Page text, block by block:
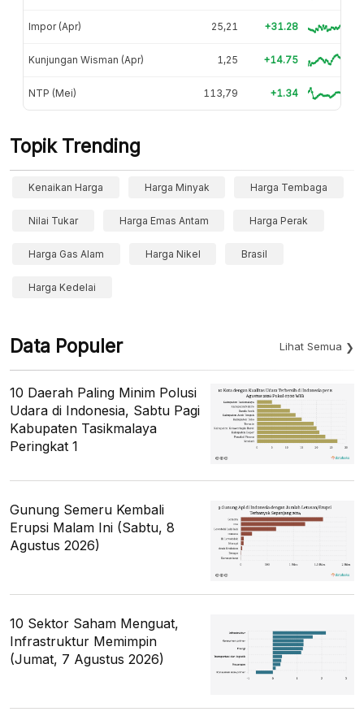
Impor (Apr) 25,21 +31.28
Kunjungan Wisman (Apr) 1,25 +14.75
NTP (Mei) 113,79 +1.34
Topik Trending
Kenaikan Harga Harga Minyak Harga Tembaga
Nilai Tukar Harga Emas Antam Harga Perak
Harga Gas Alam Harga Nikel Brasil
Harga Kedelai
Data Populer Lihat Semua
10 Daerah Paling Minim Polusi
Udara di Indonesia, Sabtu Pagi
Kabupaten Tasikmalaya
Peringkat 1
Gunung Semeru Kembali
Erupsi Malam Ini (Sabtu, 8
Agustus 2026)
10 Sektor Saham Menguat,
Infrastruktur Memimpin
(Jumat, 7 Agustus 2026)